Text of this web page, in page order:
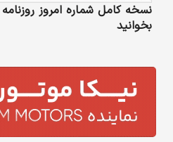
نسخه کامل شماره امروز روزنامه
بخوانید